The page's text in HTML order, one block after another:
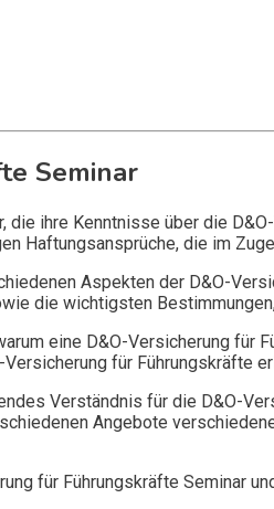
Seminar
ihre Kenntnisse über die
Haftungsansprüche, die im
Aspekten der D&O-
die wichtigsten
eine D&O-Versicherung
für Führungskräfte
Verständnis für die D&O-
Angebote
für Führungskräfte Seminar